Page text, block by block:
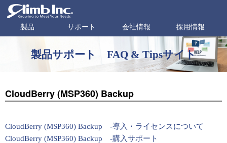
製品 サポート 会社情報 採用情報
製品サポート FAQ & Tipsサイト
CloudBerry (MSP360) Backup
CloudBerry (MSP360) Backup -導入・ライセンスについて
CloudBerry (MSP360) Backup -購入サポート